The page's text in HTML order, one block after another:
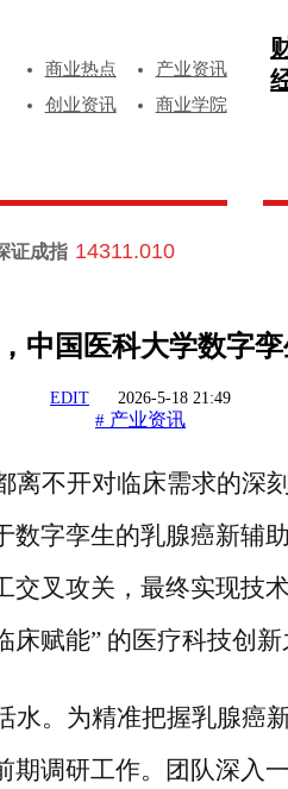
商业热点
产业资讯
创业资讯
商业学院
证成指 14311.010
中国医科大学数字
EDIT 2026-5-18 21:49
# 产业资讯
不开对临床需求的深
数字孪生的乳腺癌新辅
交叉攻关，最终实现技
赋能” 的医疗科技创新
水。为精准把握乳腺癌
期调研工作。团队深入